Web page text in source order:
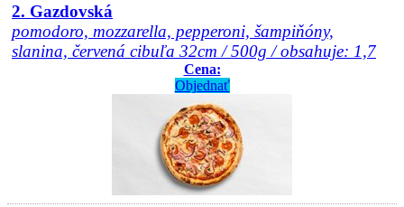
2. Gazdovská
pomodoro, mozzarella, pepperoni, šampiňóny,
slanina, červená cibuľa 32cm / 500g / obsahuje: 1,7
Cena:
Objednať